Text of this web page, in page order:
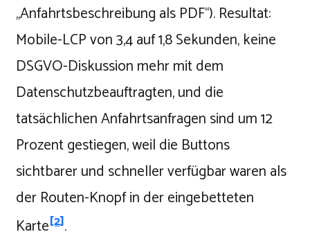
„Anfahrtsbeschreibung als PDF“). Resultat:
Mobile-LCP von 3,4 auf 1,8 Sekunden, keine
DSGVO-Diskussion mehr mit dem
Datenschutzbeauftragten, und die
tatsächlichen Anfahrtsanfragen sind um 12
Prozent gestiegen, weil die Buttons
sichtbarer und schneller verfügbar waren als
der Routen-Knopf in der eingebetteten
Karte[2].